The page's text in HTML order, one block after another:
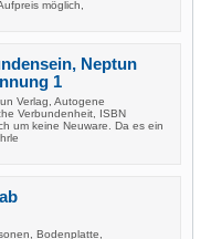
möglich,
Neptun
1
Verlag, Autogene
Verbundenheit, ISBN
um keine Neuware. Da es ein
Bodenplatte,